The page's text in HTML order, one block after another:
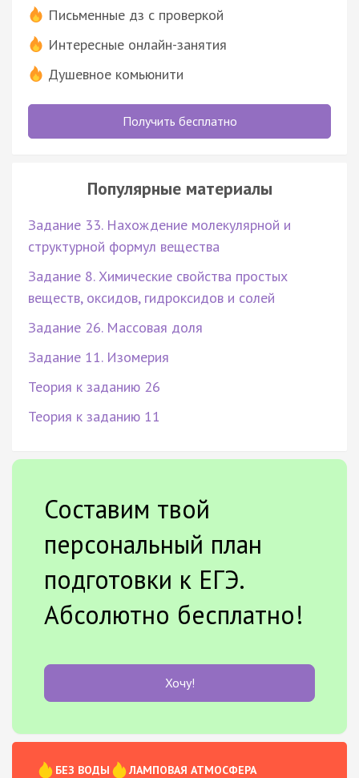
Письменные дз с проверкой
Интересные онлайн-занятия
Душевное комьюнити
Получить бесплатно
Популярные материалы
Задание 33. Нахождение молекулярной и
структурной формул вещества
Задание 8. Химические свойства простых
веществ, оксидов, гидроксидов и солей
Задание 26. Массовая доля
Задание 11. Изомерия
Теория к заданию 26
Теория к заданию 11
Составим твой
персональный план
подготовки к ЕГЭ.
Абсолютно бесплатно!
Хочу!
БЕЗ ВОДЫ
ЛАМПОВАЯ АТМОСФЕРА